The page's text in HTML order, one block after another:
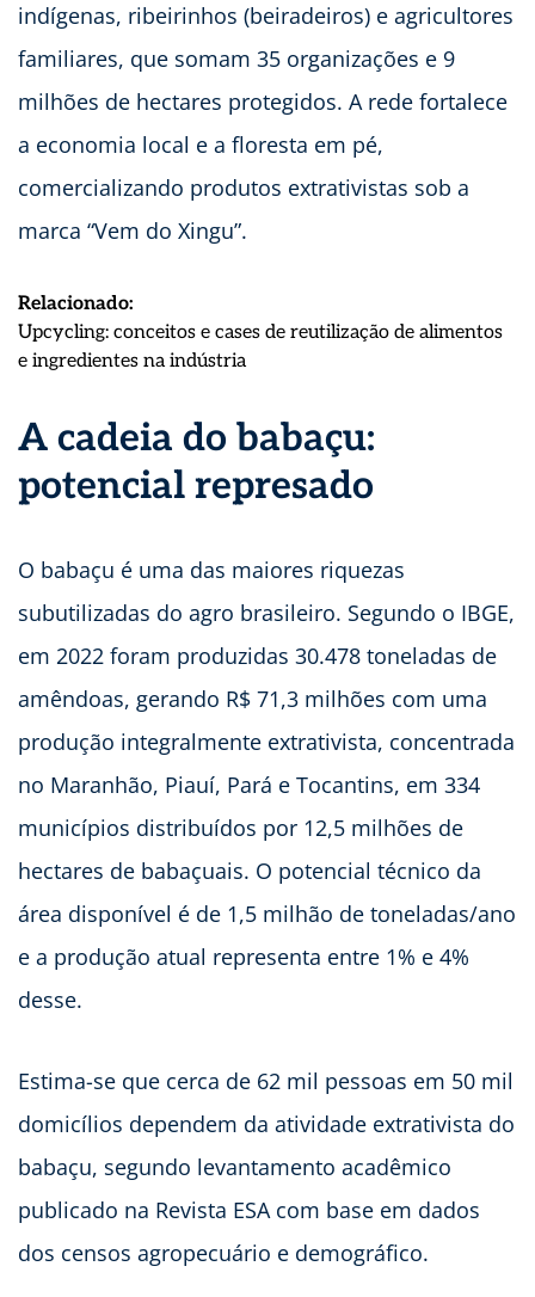
indígenas, ribeirinhos (beiradeiros) e agricultores
familiares, que somam 35 organizações e 9
milhões de hectares protegidos. A rede fortalece
a economia local e a floresta em pé,
comercializando produtos extrativistas sob a
marca “Vem do Xingu”.
Relacionado:
Upcycling: conceitos e cases de reutilização de alimentos
e ingredientes na indústria:
transforma
coproduto
amazônico
em
proteico
A cadeia do babaçu:
potencial represado
O babaçu é uma das maiores riquezas
subutilizadas do agro brasileiro. Segundo o IBGE,
em 2022 foram produzidas 30.478 toneladas de
amêndoas, gerando R$ 71,3 milhões com uma
produção integralmente extrativista, concentrada
no Maranhão, Piauí, Pará e Tocantins, em 334
municípios distribuídos por 12,5 milhões de
hectares de babaçuais. O potencial técnico da
área disponível é de 1,5 milhão de toneladas/ano
e a produção atual representa entre 1% e 4%
desse.
Estima-se que cerca de 62 mil pessoas em 50 mil
domicílios dependem da atividade extrativista do
babaçu, segundo levantamento acadêmico
publicado na Revista ESA com base em dados
dos censos agropecuário e demográfico.